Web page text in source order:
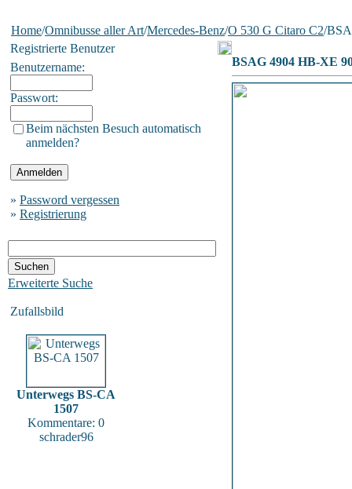
Home/Omnibusse aller Art/Mercedes-Benz/O 530 G Citaro C2/
Registrierte Benutzer
Benutzername:
Passwort:
Beim nächsten Besuch automatisch
anmelden?
» Password vergessen
» Registrierung
Erweiterte Suche
Zufallsbild
Unterwegs BS-CA
1507
Kommentare: 0
schrader96
BSAG 4904 HB-XE